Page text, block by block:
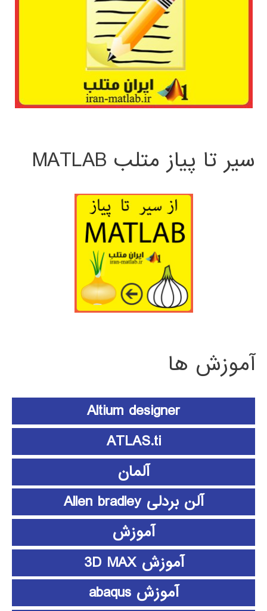
سیر تا پیاز متلب MATLAB
آموزش ها
Altium designer
ATLAS.ti
آلمان
آلن بردلی Allen bradley
آموزش
آموزش 3D MAX
آموزش abaqus